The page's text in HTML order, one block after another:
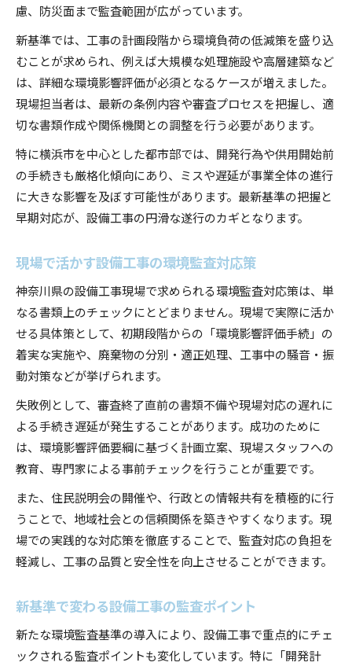
慮、防災面まで監査範囲が広がっています。
新基準では、工事の計画段階から環境負荷の低減策を盛り込
むことが求められ、例えば大規模な処理施設や高層建築など
は、詳細な環境影響評価が必須となるケースが増えました。
現場担当者は、最新の条例内容や審査プロセスを把握し、適
切な書類作成や関係機関との調整を行う必要があります。
特に横浜市を中心とした都市部では、開発行為や供用開始前
の手続きも厳格化傾向にあり、ミスや遅延が事業全体の進行
に大きな影響を及ぼす可能性があります。最新基準の把握と
早期対応が、設備工事の円滑な遂行のカギとなります。
現場で活かす設備工事の環境監査対応策
神奈川県の設備工事現場で求められる環境監査対応策は、単
なる書類上のチェックにとどまりません。現場で実際に活か
せる具体策として、初期段階からの「環境影響評価手続」の
着実な実施や、廃棄物の分別・適正処理、工事中の騒音・振
動対策などが挙げられます。
失敗例として、審査終了直前の書類不備や現場対応の遅れに
よる手続き遅延が発生することがあります。成功のために
は、環境影響評価要綱に基づく計画立案、現場スタッフへの
教育、専門家による事前チェックを行うことが重要です。
また、住民説明会の開催や、行政との情報共有を積極的に行
うことで、地域社会との信頼関係を築きやすくなります。現
場での実践的な対応策を徹底することで、監査対応の負担を
軽減し、工事の品質と安全性を向上させることができます。
新基準で変わる設備工事の監査ポイント
新たな環境監査基準の導入により、設備工事で重点的にチェ
ックされる監査ポイントも変化しています。特に「開発計